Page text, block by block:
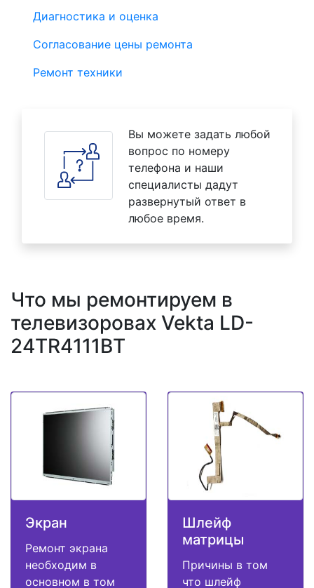
Диагностика и оценка
Согласование цены ремонта
Ремонт техники
Вы можете задать любой
вопрос по номеру
телефона и наши
специалисты дадут
развернутый ответ в
любое время.
Что мы ремонтируем в
телевизоровах Vekta LD-
24TR4111BT
Экран
Ремонт экрана
необходим в
основном в том
Шлейф
матрицы
Причины в том
что шлейф